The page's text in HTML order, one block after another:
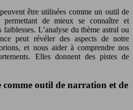
être utilisées comme un outil de
permettant de mieux se connaître et
faiblesses. L’analyse du thème astral ou
peut révéler des aspects de notre
et nous aider à comprendre nos
Elles donnent des pistes de
comme outil de narration et de